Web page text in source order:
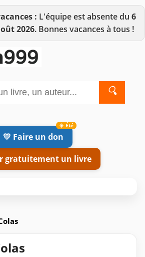
: L'équipe est absente du 6
2026. Bonnes vacances à tous !
🔍
💛 Faire un don
gratuitement un livre